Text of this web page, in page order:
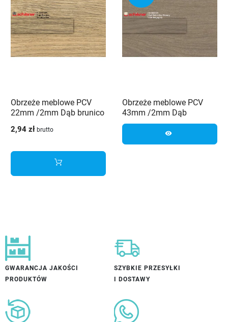
Obrzeże meblowe PCV
22mm /2mm Dąb brunico
2,94 zł brutto
Obrzeże meblowe PCV
43mm /2mm Dąb
naturalny ciemny 4429 OV
visibility
GWARANCJA JAKOŚCI
PRODUKTÓW
SZYBKIE PRZESYŁKI
I DOSTAWY